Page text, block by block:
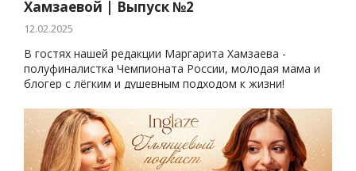
Хамзаевой | Выпуск №2
12.02.2025
В гостях нашей редакции Маргарита Хамзаева -
полуфиналистка Чемпионата России, молодая мама и
блогер с лёгким и душевным подходом к жизни!